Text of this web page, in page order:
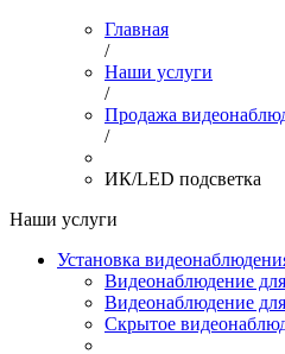
Главная
/
Наши услуги
/
Продажа
/
ИК/LED подсветка
Наши услуги
Установка
Видеонаблюдение
Видеонаблюдение
Скрытое